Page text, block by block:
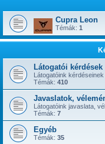
Cupra Leon
Témák: 1
Látogatói kérdések
Látogatóink kérdéseinek
Témák: 410
Javaslatok,
Látogatóink javaslata,
Témák: 7
Egyéb
Témák: 35